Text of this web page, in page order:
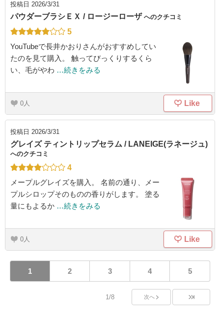
投稿日 2026/3/31
パウダーブラシＥＸ / ロージーローザ へのクチコミ
5
YouTubeで長井かおりさんがおすすめしてい
たのを見て購入。 触ってびっくりするくら
い、毛がやわ …続きをみる
0 Like
投稿日 2026/3/31
グレイズ ティントリップセラム / LANEIGE(ラネージュ)
へのクチコミ
4
メープルグレイズを購入。 名前の通り、メー
プルシロップそのものの香りがします。 塗る
量にもよるか …続きをみる
0 Like
1 2 3 4 5
1/8 次へ